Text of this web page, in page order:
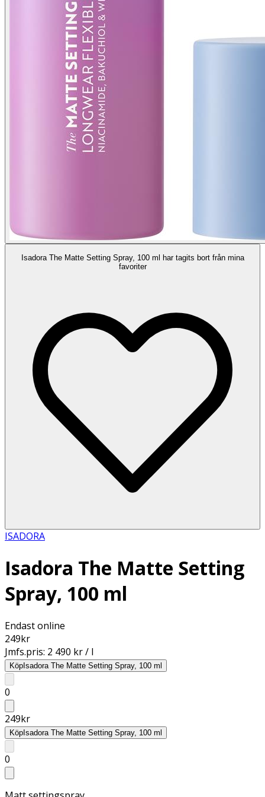
Isadora The Matte Setting Spray, 100 ml har tagits bort från mina
favoriter
ISADORA
Isadora The Matte Setting
Spray, 100 ml
Endast online
249kr
Jmfs.pris: 2 490 kr / l
KöpIsadora The Matte Setting Spray, 100 ml
0
249kr
KöpIsadora The Matte Setting Spray, 100 ml
0